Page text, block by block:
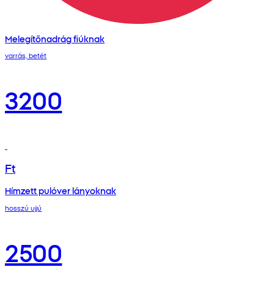
Melegítőnadrág fiúknak
varrás, betét
3200
Ft
Hímzett pulóver lányoknak
hosszú ujjú
2500